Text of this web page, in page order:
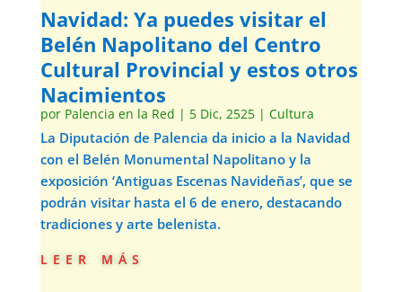
Navidad: Ya puedes visitar el
Belén Napolitano del Centro
Cultural Provincial y estos otros
Nacimientos
por Palencia en la Red | 5 Dic, 2525| Cultura
La Diputación de Palencia da inicio a la Navidad
con el Belén Monumental Napolitano y la
exposición ‘Antiguas Escenas Navideñas’, que se
podrán visitar hasta el 6 de enero, destacando
tradiciones y arte belenista.
leer más